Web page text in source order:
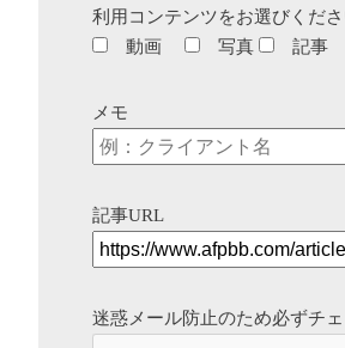
利用コンテンツをお選びくださ
動画
写真 記事
メモ
記事URL
迷惑メール防止のため必ずチ